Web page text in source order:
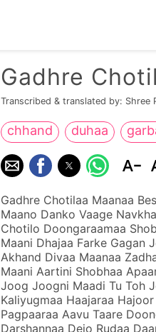
Gadhre
Transcribed & translated by: Shree
chhand duhaa
Gadhre Chotilaa Maanaa
Maano Danko Vaage
Chotilo Doongaraamaa
Maani Dhajaa Farke Gagan
Akhand Divaa Maanaa
Maani Aartini Shobhaa
Joog Joogni Maadi Tu Toh
Kaliyugmaa Haajaraa
Pagpaaraa Aavu Taare
Darshannaa Dejo Rudaa